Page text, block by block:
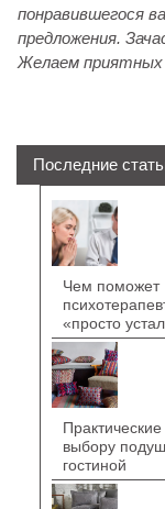
понравившегося
предложения.
Желаем приятных
Последние
Чем поможет
«просто
выбору
гостиной